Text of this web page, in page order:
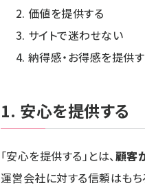
価値を提供する
サイトで迷わせない
納得感・お得感を提供
1. 安心を提供する
「安心を提供する」とは、顧客
運営会社に対する信頼はもち